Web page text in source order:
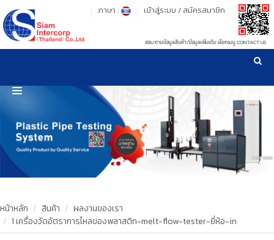
รู้ลึก รู้จริง เรื่องเครื่องมือทดสอบวัสดุ ! ยืน 1 เรื่องมาตรฐานการให้บริการ
เข้าสู่ระบบ / สมัครสมาชิก
ภาษา :
สอบถามข้อมูลสินค้า/ข้อมูลเพิ่มเติม เลือกเมนู CONTACT US
HOME
PRODUCT
OUR CLIENTS
OUR WORKS
CALIBRATION
หน้าหลัก สินค้า
ผลงานของเรา
1 เครื่องวัดอัตราการไหลของพลาสติก-melt-flow-tester-ยี่ห้อ-in